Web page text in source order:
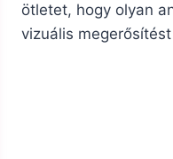
ötletet, hogy olyan
vizuális